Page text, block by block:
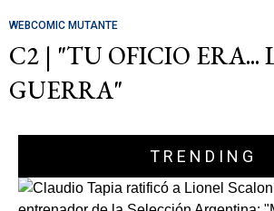
WEBCOMIC MUTANTE
C2 | "TU OFICIO ERA...
GUERRA"
TRENDING